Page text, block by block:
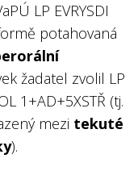
LP EVRYSDI
potahovaná
žadatel zvolil LP
1+AD+5XSTŘ (tj.
mezi tekuté
).